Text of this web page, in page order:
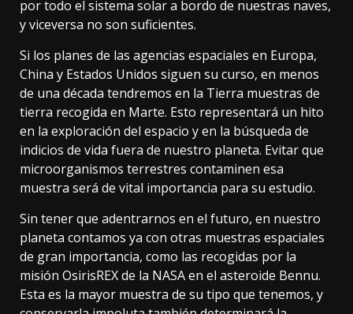
por todo el sistema solar a bordo de nuestras naves,
y viceversa no son suficientes.
Si los planes de las agencias espaciales en Europa,
China y Estados Unidos siguen su curso, en menos
de una década tendremos en la Tierra muestras de
tierra recogida en Marte. Esto representará un hito
en la exploración del espacio y en la búsqueda de
indicios de vida fuera de nuestro planeta. Evitar que
microorganismos terrestres contaminen esa
muestra será de vital importancia para su estudio.
Sin tener que adentrarnos en el futuro, en nuestro
planeta contamos ya con otras muestras espaciales
de gran importancia, como las recogidas por la
misión OsirisREX de la NASA en el asteroide Bennu.
Esta es la mayor muestra de su tipo que tenemos, y